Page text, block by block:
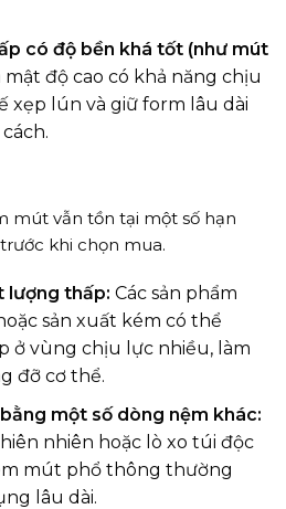
có độ bền khá tốt (như mút
mật độ cao có khả năng chịu
xẹp lún và giữ form lâu dài
mút vẫn tồn tại một số hạn
khi chọn mua.
lượng thấp: Các sản phẩm
sản xuất kém có thể
ở vùng chịu lực nhiều, làm
đỡ cơ thể.
một số dòng nệm khác:
nhiên hoặc lò xo túi độc
mút phổ thông thường
lâu dài.